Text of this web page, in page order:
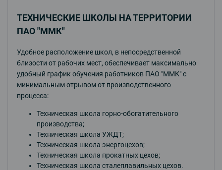
ТЕХНИЧЕСКИЕ ШКОЛЫ НА ТЕРРИТОРИИ
ПАО "ММК"
Удобное расположение школ, в непосредственной
близости от рабочих мест, обеспечивает максимально
удобный график обучения работников ПАО "ММК" с
минимальным отрывом от производственного
процесса:
Техническая школа горно-обогатительного
производства;
Техническая школа УЖДТ;
Техническая школа энергоцехов;
Техническая школа прокатных цехов;
Техническая школа сталеплавильных цехов.